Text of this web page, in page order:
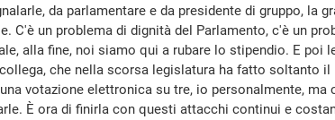
da parlamentare e da presidente di gruppo, la
C'è un problema di dignità del Parlamento, c'è un
alla fine, noi siamo qui a rubare lo stipendio. E poi
che nella scorsa legislatura ha fatto soltanto il
votazione elettronica su tre, io personalmente, ma
È ora di finirla con questi attacchi continui e